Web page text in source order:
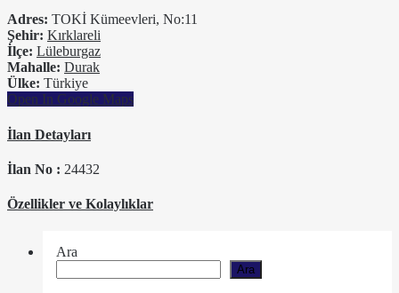
Adres: TOKİ Kümeevleri, No:11
Şehir: Kırklareli
İlçe: Lüleburgaz
Mahalle: Durak
Ülke: Türkiye
Open In Google Maps
İlan Detayları
İlan No : 24432
Özellikler ve Kolaylıklar
Ara
Ara